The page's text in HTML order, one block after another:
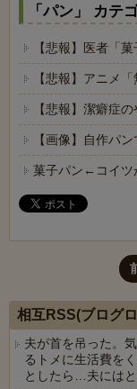
「パン」 カテ
【悲報】医者「
【悲報】アニメ
【悲報】潔癖症
【画像】自作パ
菓子パン←コイツ
相互RSS(ブログ
夫が首を吊った。
るトメに生活費を
としたら…夫には